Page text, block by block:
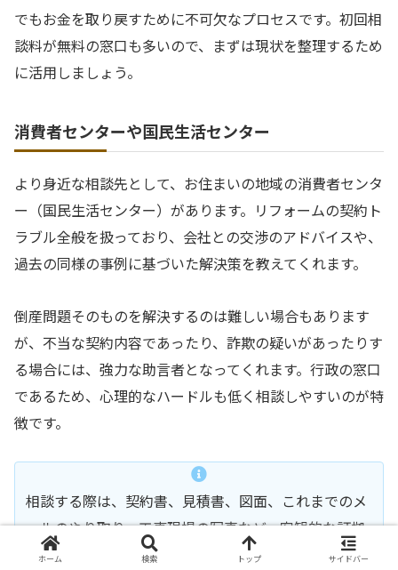
でもお金を取り戻すために不可欠なプロセスです。初回相
談料が無料の窓口も多いので、まずは現状を整理するため
に活用しましょう。
消費者センターや国民生活センター
より身近な相談先として、お住まいの地域の消費者センタ
ー（国民生活センター）があります。リフォームの契約ト
ラブル全般を扱っており、会社との交渉のアドバイスや、
過去の同様の事例に基づいた解決策を教えてくれます。
倒産問題そのものを解決するのは難しい場合もあります
が、不当な契約内容であったり、詐欺の疑いがあったりす
る場合には、強力な助言者となってくれます。行政の窓口
であるため、心理的なハードルも低く相談しやすいのが特
徴です。
相談する際は、契約書、見積書、図面、これまでのメ
ールのやり取り、工事現場の写真など、客観的な証拠
となる資料をすべて手元に用意しておきましょう。資
ホーム 検索 トップ サイドバー